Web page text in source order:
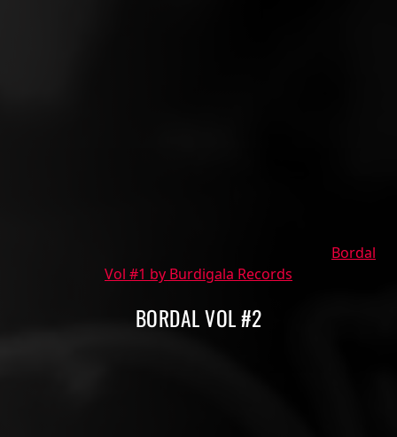
Bordal
Vol #1 by Burdigala Records
BORDAL VOL #2